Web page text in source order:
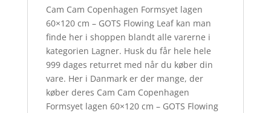
Cam Cam Copenhagen Formsyet lagen
60×120 cm – GOTS Flowing Leaf kan man
finde her i shoppen blandt alle varerne i
kategorien Lagner. Husk du får hele hele
999 dages returret med når du køber din
vare. Her i Danmark er der mange, der
køber deres Cam Cam Copenhagen
Formsyet lagen 60×120 cm – GOTS Flowing